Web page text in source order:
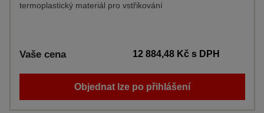
termoplastický materiál pro vstřikování
Vaše cena 12 884,48 Kčs DPH
Objednat lze po přihlášení